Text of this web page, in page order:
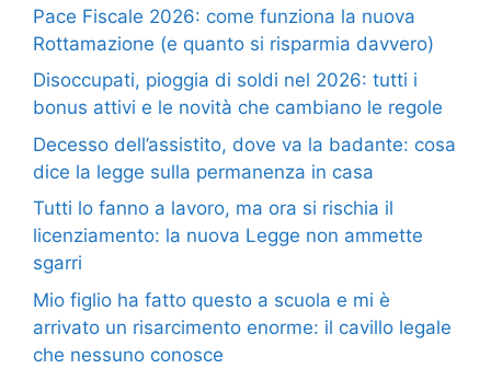
Pace Fiscale 2026: come funziona la nuova
Rottamazione (e quanto si risparmia davvero)
Disoccupati, pioggia di soldi nel 2026: tutti i
bonus attivi e le novità che cambiano le regole
Decesso dell’assistito, dove va la badante: cosa
dice la legge sulla permanenza in casa
Tutti lo fanno a lavoro, ma ora si rischia il
licenziamento: la nuova Legge non ammette
sgarri
Mio figlio ha fatto questo a scuola e mi è
arrivato un risarcimento enorme: il cavillo legale
che nessuno conosce